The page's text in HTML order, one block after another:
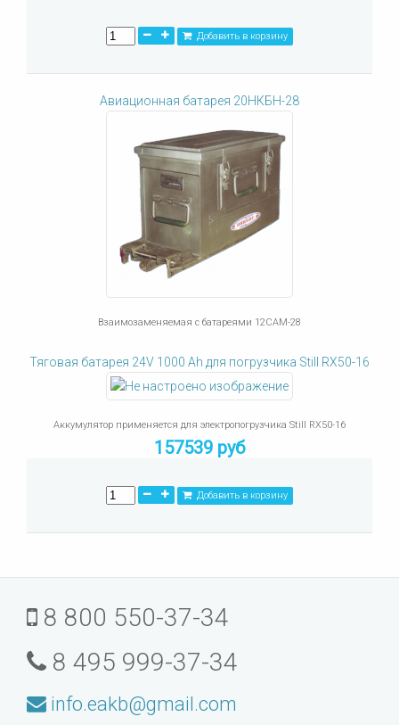
Добавить в корзину
Авиационная батарея 20НКБН-28
Взаимозаменяемая с батареями 12САМ-28
Тяговая батарея 24V 1000 Ah для погрузчика Still RX50-16
Аккумулятор применяется для электропогрузчика Still RX50-16
157539 руб
Добавить в корзину
8 800 550-37-34
8 495 999-37-34
info.eakb@gmail.com